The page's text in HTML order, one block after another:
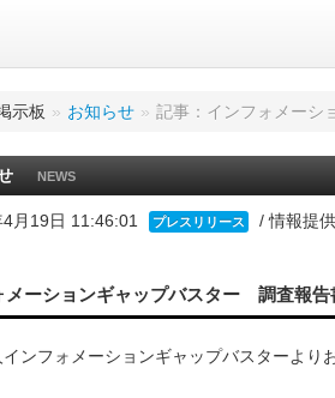
示板 » お知らせ » 記事：インフォメーシ
NEWS
月19日 11:46:01 プレスリリース / 情報提
メーションギャップバスター 調査報告
ンフォメーションギャップバスターより